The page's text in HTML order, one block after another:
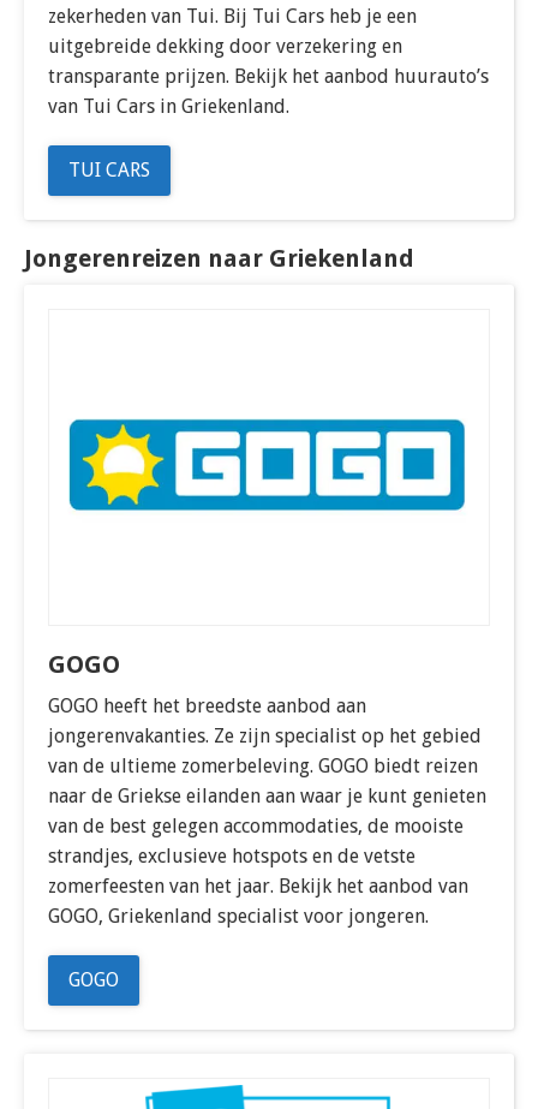
zekerheden van Tui. Bij Tui Cars heb je een
uitgebreide dekking door verzekering en
transparante prijzen. Bekijk het aanbod huurauto’s
van Tui Cars in Griekenland.
TUI CARS
Jongerenreizen naar Griekenland
GOGO
GOGO heeft het breedste aanbod aan
jongerenvakanties. Ze zijn specialist op het gebied
van de ultieme zomerbeleving. GOGO biedt reizen
naar de Griekse eilanden aan waar je kunt genieten
van de best gelegen accommodaties, de mooiste
strandjes, exclusieve hotspots en de vetste
zomerfeesten van het jaar. Bekijk het aanbod van
GOGO, Griekenland specialist voor jongeren.
GOGO